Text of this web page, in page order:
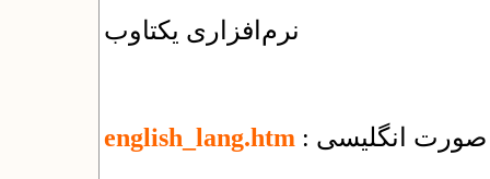
نرم‌افزاری یکتاوب
english_lang.htm صورت انگلیسی